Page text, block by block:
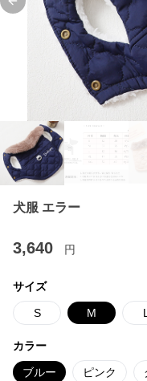
Previous slide
犬服 エラー
3,640 円
サイズ
S M L
カラー
ブルー ピンク